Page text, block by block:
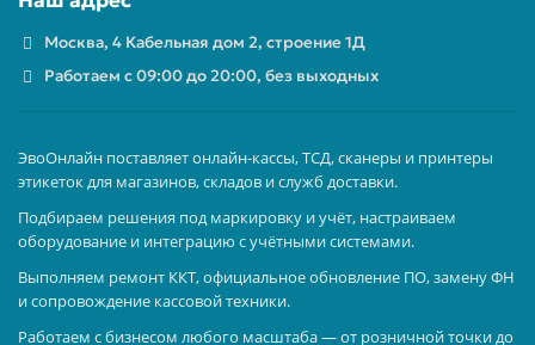
Москва, 4 Кабельная дом 2, строение 1Д
Работаем с 09:00 до 20:00, без выходных
ЭвоОнлайн поставляет онлайн-кассы, ТСД, сканеры и принтеры
этикеток для магазинов, складов и служб доставки.
Подбираем решения под маркировку и учёт, настраиваем
оборудование и интеграцию с учётными системами.
Выполняем ремонт ККТ, официальное обновление ПО, замену ФН
и сопровождение кассовой техники.
Работаем с бизнесом любого масштаба — от розничной точки до